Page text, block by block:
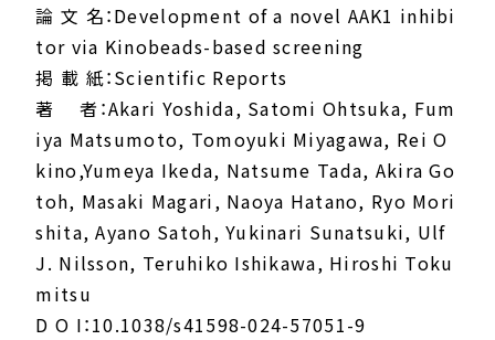
論 文 名：Development of a novel AAK1 inhibi
tor via Kinobeads-based screening
掲 載 紙：Scientific Reports
著 者：Akari Yoshida, Satomi Ohtsuka, Fum
iya Matsumoto, Tomoyuki Miyagawa, Rei O
kino,Yumeya Ikeda, Natsume Tada, Akira Go
toh, Masaki Magari, Naoya Hatano, Ryo Mori
shita, Ayano Satoh, Yukinari Sunatsuki, Ulf
J. Nilsson, Teruhiko Ishikawa, Hiroshi Toku
mitsu
D O I：10.1038/s41598-024-57051-9